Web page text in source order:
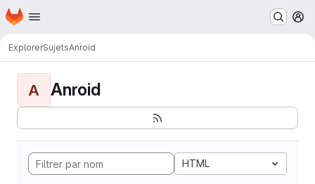
Passer au contenu principal
Page d'accueil
ExplorerSujetsAnroid
A Anroid
HTML